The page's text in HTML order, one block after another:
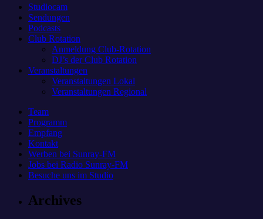
Studiocam
Sendungen
Podcasts
Club Rotation
Anmeldung Club-Rotation
DJ’s der Club Rotation
Veranstaltungen
Veranstaltungen Lokal
Veranstaltungen Regional
Team
Programm
Empfang
Kontakt
Werben bei Sunray-FM
Jobs bei Radio Sunray-FM
Besuche uns im Studio
Archives